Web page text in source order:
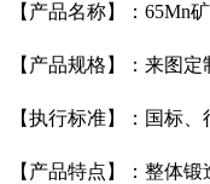
【产品名称】：65Mn
【产品规格】：来图定
【执行标准】：国标
【产品特点】：整体